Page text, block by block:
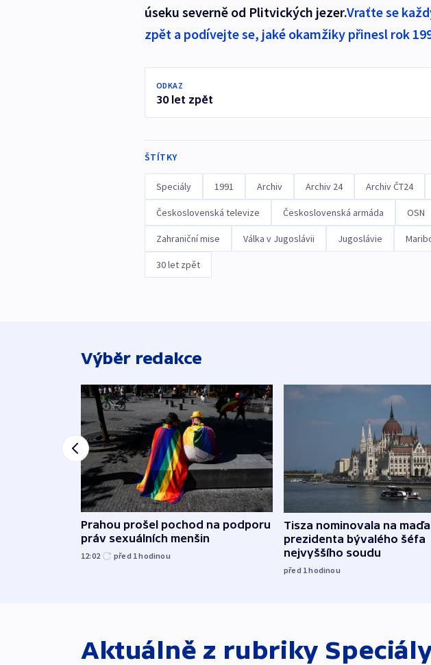
úseku severně od Plitvických jezer.Vraťte se
zpět a podívejte se, jaké okamžiky přinesl rok
ODKAZ
30 let zpět
ŠTÍTKY
Speciály 1991 Archiv Archiv 24 Archiv ČT24
Československá televize Československá armáda OSN
Zahraniční mise Válka v Jugoslávii Jugoslávie
30 let zpět
Výběr redakce
Prahou prošel pochod na podporu
práv sexuálních menšin
12:02 před 1hodinou
Tisza nominovala na
prezidenta bývalého šéfa
nejvyššího soudu
před 1hodinou
Aktuálně z rubriky